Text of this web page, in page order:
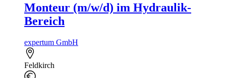
Monteur (m/w/d) im Hydraulik-
Bereich
expertum GmbH
Feldkirch